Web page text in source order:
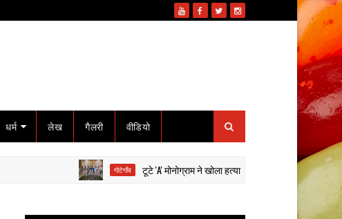
धर्म लेख गैलरी वीडियो
गोटेगाँव टूटे 'A' मोनोग्राम ने खोला हत्या का राज: हाईवा से कुचलकर सड़क हादसा